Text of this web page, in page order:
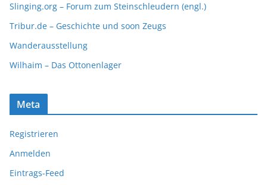
Slinging.org – Forum zum Steinschleudern (engl.)
Tribur.de – Geschichte und soon Zeugs
Wanderausstellung
Wilhaim – Das Ottonenlager
Meta
Registrieren
Anmelden
Eintrags-Feed